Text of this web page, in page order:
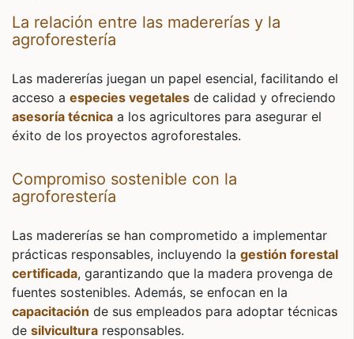
La relación entre las madererías y la
agroforestería
Las madererías juegan un papel esencial, facilitando el
acceso a especies vegetales de calidad y ofreciendo
asesoría técnica a los agricultores para asegurar el
éxito de los proyectos agroforestales.
Compromiso sostenible con la
agroforestería
Las madererías se han comprometido a implementar
prácticas responsables, incluyendo la gestión forestal
certificada, garantizando que la madera provenga de
fuentes sostenibles. Además, se enfocan en la
capacitación de sus empleados para adoptar técnicas
de silvicultura responsables.